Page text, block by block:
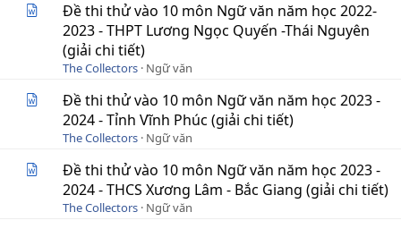
Đề thi thử vào 10 môn Ngữ văn năm học 2022-
2023 - THPT Lương Ngọc Quyến -Thái Nguyên
(giải chi tiết)
The Collectors Ngữ văn
Đề thi thử vào 10 môn Ngữ văn năm học 2023 -
2024 - Tỉnh Vĩnh Phúc (giải chi tiết)
The Collectors Ngữ văn
Đề thi thử vào 10 môn Ngữ văn năm học 2023 -
2024 - THCS Xương Lâm - Bắc Giang (giải chi tiết)
The Collectors Ngữ văn